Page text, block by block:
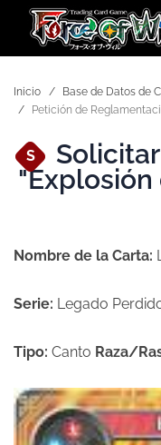
Inicio Base de Datos de
Petición de
S
"Explosión
Nombre de la Carta:
Serie: Legado
Tipo: Canto Raza/